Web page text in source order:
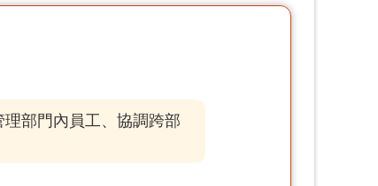
部門內員工、協調跨部